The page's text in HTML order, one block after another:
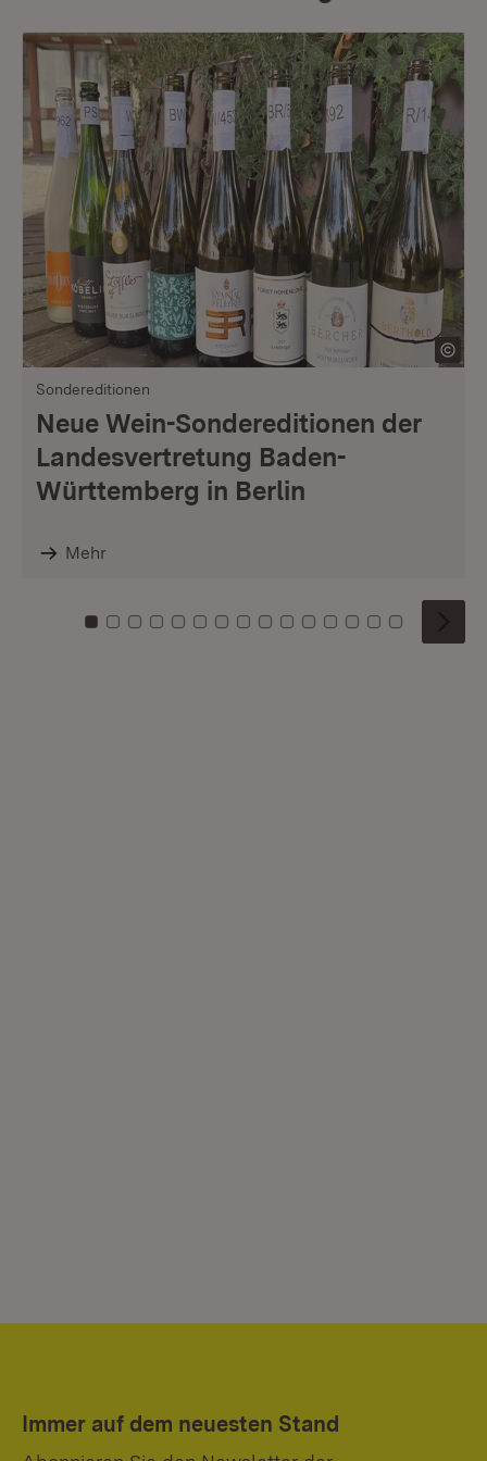
Sondereditionen
Neue Wein-Sondereditionen der
Landesvertretung Baden-
Württemberg in Berlin
Mehr
Zu Kachel: 0
Zu Kachel: 1
Zu Kachel: 2
Zu Kachel: 3
Zu Kachel: 4
Zu Kachel: 5
Zu Kachel: 6
Zu Kachel: 7
Zu Kachel: 8
Zu Kachel: 9
Zu Kachel: 10
Zu Kachel: 11
Zu Kachel: 12
Zu Kachel:
Zu
Immer auf dem neuesten Stand